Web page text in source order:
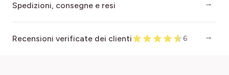
Spedizioni, consegne e resi
Recensioni verificate dei clienti 6